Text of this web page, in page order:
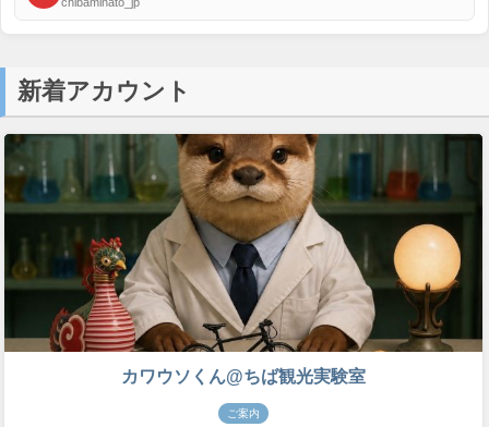
新着アカウント
カワウソくん@ちば観光実験室
ご案内